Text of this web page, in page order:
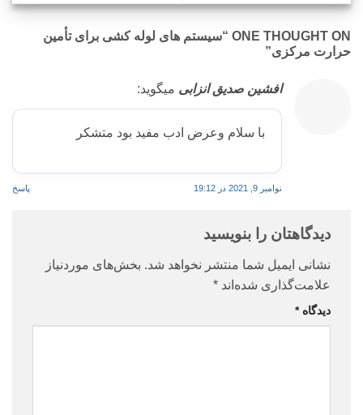
ONE THOUGHT ON “
سیستم های لوله کشی برای تأمین
حرارت مرکزی”
افشین صدیق انزابی میگوید:
با سلام وعرض ادب مفید بود متشکر
نوامبر 9, 2021 در 19:12 پاسخ
دیدگاهتان را بنویسید
نشانی ایمیل شما منتشر نخواهد شد. بخش‌های موردنیاز
علامت‌گذاری شده‌اند *
دیدگاه*